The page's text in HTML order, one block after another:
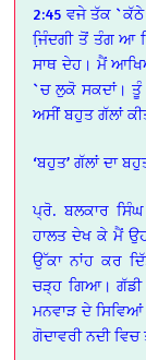
2:45 ਵਜੇ ਤੱਕ
ਜਿ਼ੰਦਗੀ ਤੋਂ ਤੰਗ ਆ
ਸਾਥ ਦੇਹ। ਮੈਂ
`ਚ ਲੁਕੋ ਸਕਦਾਂ।
ਅਸੀਂ ਬਹੁਤ ਗੱਲਾਂ
‘ਬਹੁਤ’ ਗੱਲਾਂ ਦਾ
ਪ੍ਰੋ. ਬਲਕਾਰ
ਹਾਲਤ ਦੇਖ ਕੇ ਮੈਂ
ਉੱਕਾ ਨਾਂਹ ਕਰ
ਚੜ੍ਹ ਗਿਆ। ਗੱਡੀ
ਮਨਵਾੜ ਦੇ
ਗੋਦਾਵਰੀ ਨਦੀ ਵਿਚ